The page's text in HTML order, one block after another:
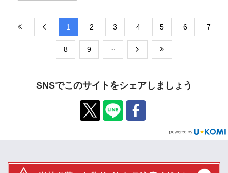
​1 ​2 ​3 ​4 ​5 ​6 ​7
​8 ​9
SNSでこのサイトをシェアしましょう